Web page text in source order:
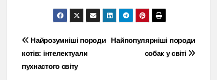
Навігація
записів
Найпопулярніші породи
собак у світі
Найрозумніші породи
котів: інтелектуали
пухнастого світу